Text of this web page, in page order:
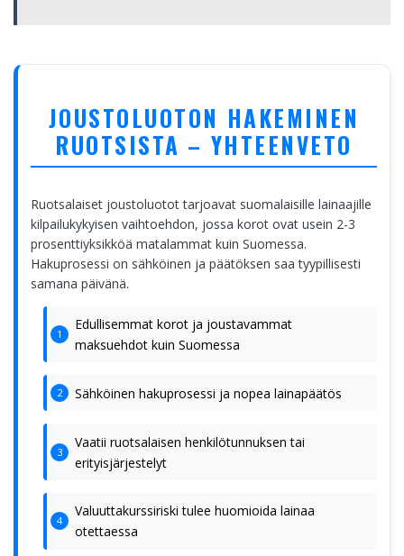
JOUSTOLUOTON HAKEMINEN
RUOTSISTA – YHTEENVETO
Ruotsalaiset joustoluotot tarjoavat suomalaisille lainaajille
kilpailukykyisen vaihtoehdon, jossa korot ovat usein 2-3
prosenttiyksikköä matalammat kuin Suomessa.
Hakuprosessi on sähköinen ja päätöksen saa tyypillisesti
samana päivänä.
Edullisemmat korot ja joustavammat
maksuehdot kuin Suomessa
Sähköinen hakuprosessi ja nopea lainapäätös
Vaatii ruotsalaisen henkilötunnuksen tai
erityisjärjestelyt
Valuuttakurssiriski tulee huomioida lainaa
otettaessa